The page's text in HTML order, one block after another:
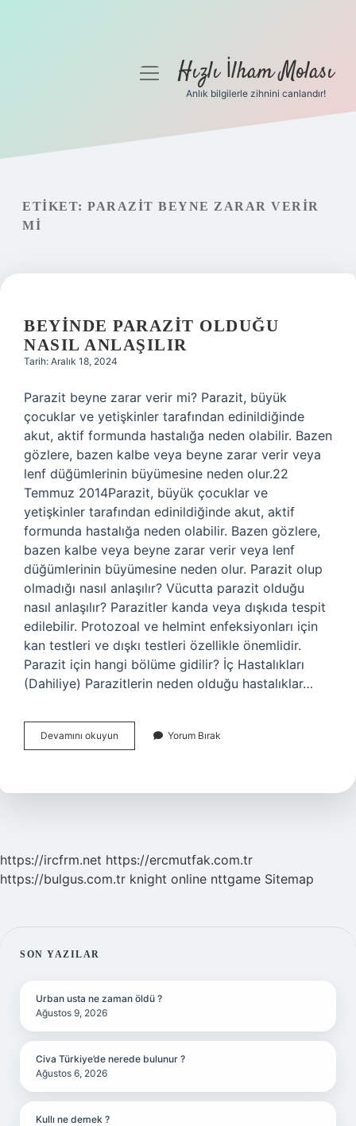
Gizlilik Politikası
Hakkımızda
menüyüHızlı İlham Molası
Anlık bilgilerle zihnini canlandır!
ETIKET: PARAZIT BEYNE ZARAR VERIR
MI
BEYINDE PARAZIT OLDUĞU
NASIL ANLAŞILIR
Tarih: Aralık 18, 2024
Parazit beyne zarar verir mi? Parazit, büyük
çocuklar ve yetişkinler tarafından edinildiğinde
akut, aktif formunda hastalığa neden olabilir. Bazen
gözlere, bazen kalbe veya beyne zarar verir veya
lenf düğümlerinin büyümesine neden olur.22
Temmuz 2014Parazit, büyük çocuklar ve
yetişkinler tarafından edinildiğinde akut, aktif
formunda hastalığa neden olabilir. Bazen gözlere,
bazen kalbe veya beyne zarar verir veya lenf
düğümlerinin büyümesine neden olur. Parazit olup
olmadığı nasıl anlaşılır? Vücutta parazit olduğu
nasıl anlaşılır? Parazitler kanda veya dışkıda tespit
edilebilir. Protozoal ve helmint enfeksiyonları için
kan testleri ve dışkı testleri özellikle önemlidir.
Parazit için hangi bölüme gidilir? İç Hastalıkları
(Dahiliye) Parazitlerin neden olduğu hastalıklar…
Devamını okuyun Beyinde
Parazit
Anlaşılır
Yorum Bırak
https://ircfrm.net https://ercmutfak.com.tr
https://bulgus.com.tr knight online nttgame Sitemap
SIDEBAR
SON YAZILAR
Urban usta ne zaman öldü ?
Ağustos 9, 2026
Civa Türkiye’de nerede bulunur ?
Ağustos 6, 2026
Kullı ne demek ?